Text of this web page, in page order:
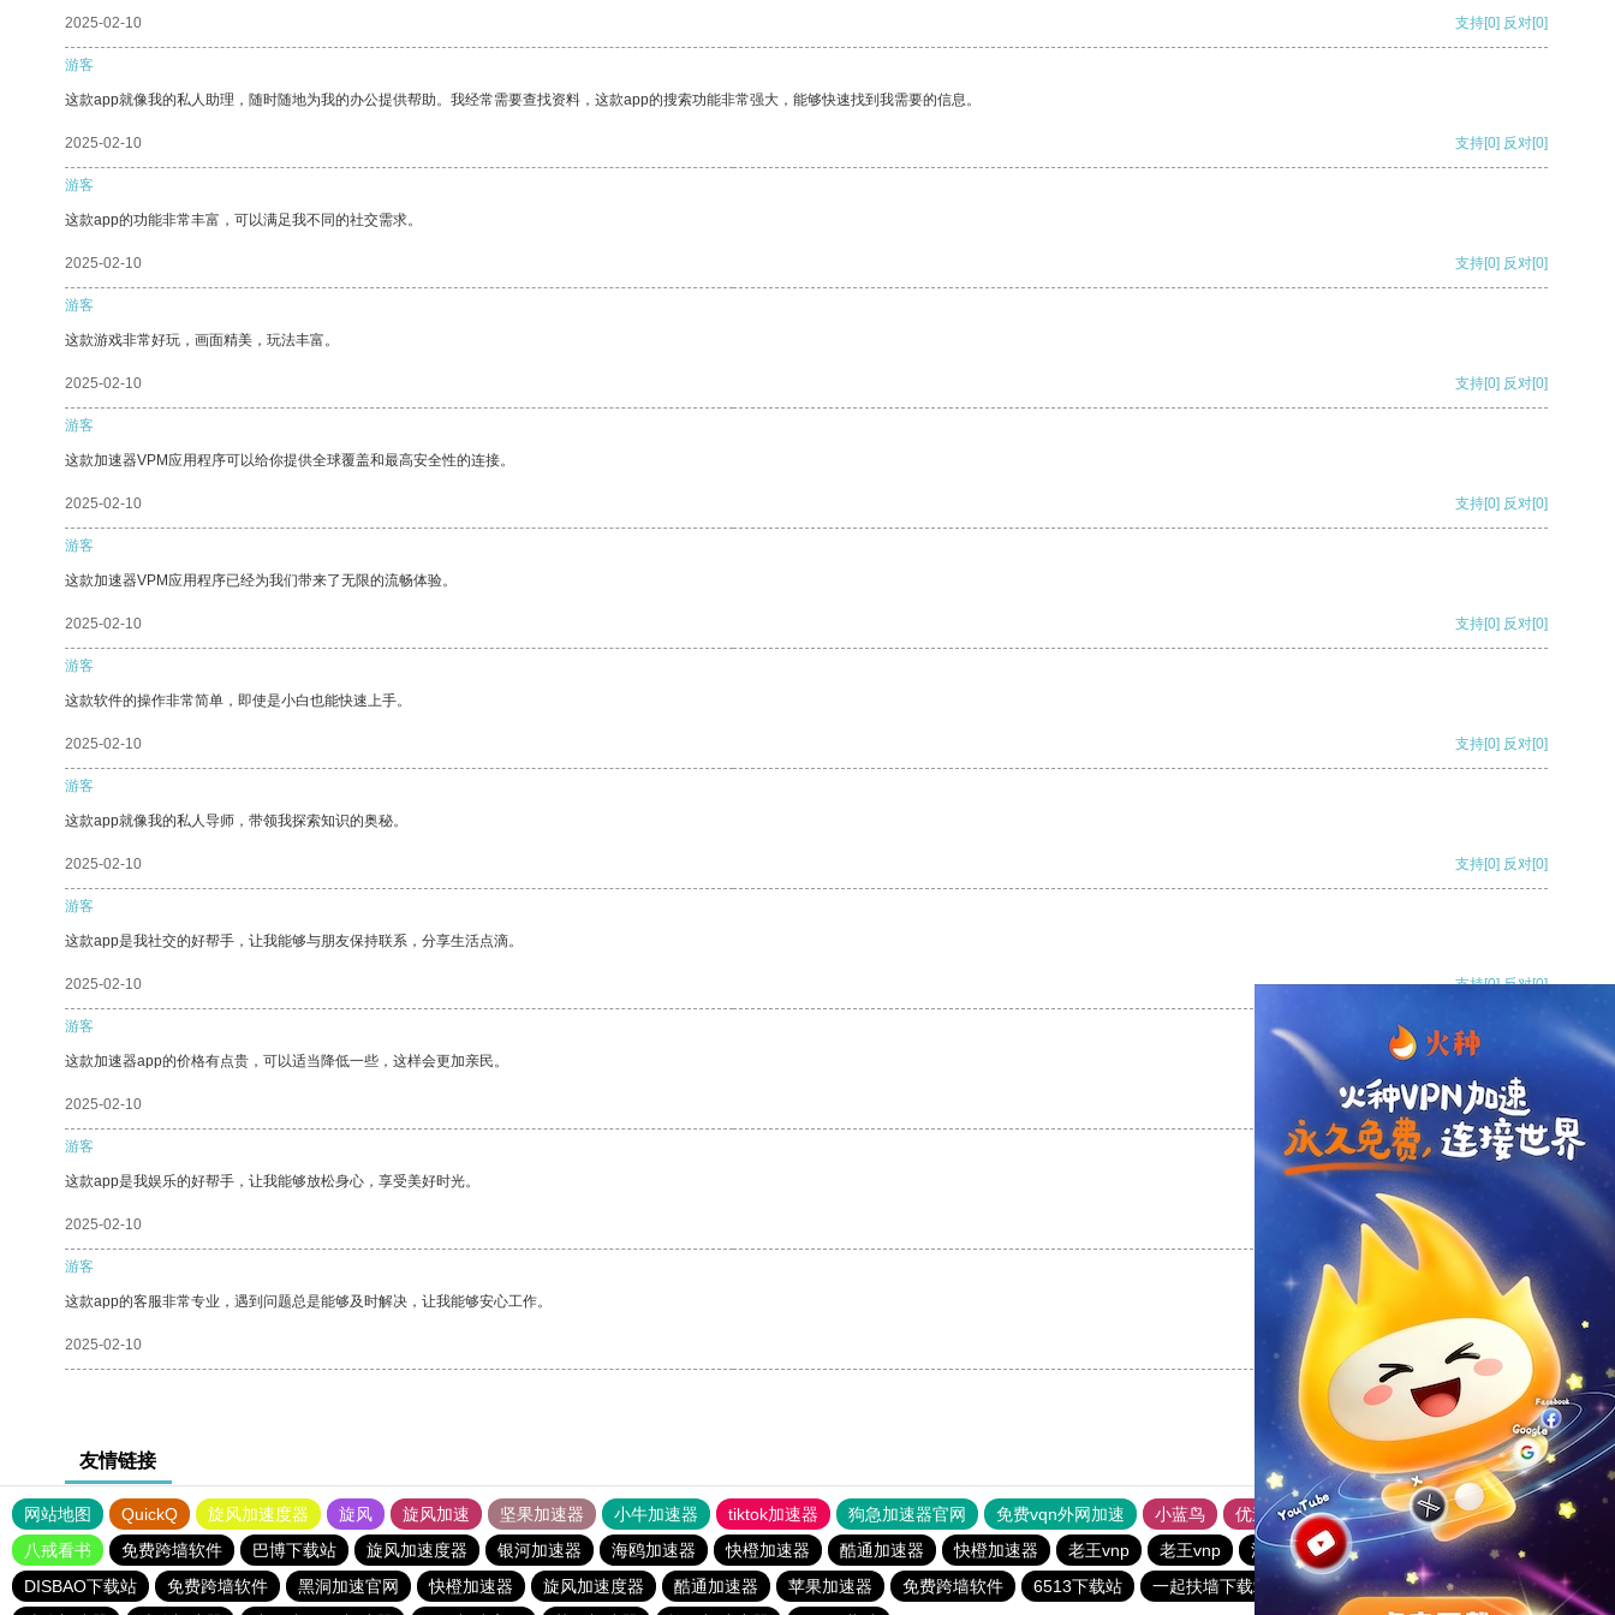
2025-02-10 支持[0] 反对[0]
游客
这款app就像我的私人助理，随时随地为我的办公提供帮助。我经常需要查找资料，这款app的搜索功能非常强大，能够快速找到我需要的信息。
2025-02-10 支持[0] 反对[0]
游客
这款app的功能非常丰富，可以满足我不同的社交需求。
2025-02-10 支持[0] 反对[0]
游客
这款游戏非常好玩，画面精美，玩法丰富。
2025-02-10 支持[0] 反对[0]
游客
这款加速器VPM应用程序可以给你提供全球覆盖和最高安全性的连接。
2025-02-10 支持[0] 反对[0]
游客
这款加速器VPM应用程序已经为我们带来了无限的流畅体验。
2025-02-10 支持[0] 反对[0]
游客
这款软件的操作非常简单，即使是小白也能快速上手。
2025-02-10 支持[0] 反对[0]
游客
这款app就像我的私人导师，带领我探索知识的奥秘。
2025-02-10 支持[0] 反对[0]
游客
这款app是我社交的好帮手，让我能够与朋友保持联系，分享生活点滴。
2025-02-10 支持[0] 反对[0]
游客
这款加速器app的价格有点贵，可以适当降低一些，这样会更加亲民。
2025-02-10 支持[0] 反对
游客
这款app是我娱乐的好帮手，让我能够放松身心，享受美好时光。
2025-02-10 支持
游客
这款app的客服非常专业，遇到问题总是能够及时解决，让我能够安心工作。
2025-02-10 支持 反对 [0]
友情链接
网站地图 QuickQ 旋风加速度器 旋风 旋风加速 坚果加速器 小牛加速器 tiktok加速器 狗急加速器官网 免费vqn外网加速 小蓝鸟 优途加速器官网 风驰加速器
旋风加速器
八戒看书
免费跨墙软件 巴博下载站 旋风加速度器 银河加速器 海鸥加速器 快橙加速器 酷通加速器 快橙加速器 老王vnp 老王vnp 油管加速器
西柚加速器
DISBAO下载站
免费跨墙软件 黑洞加速官网 快橙加速器 旋风加速度器 酷通加速器 苹果加速器 免费跨墙软件 6513下载站 一起扶墙下载站 CHK下载站 quickq
快橙加速器